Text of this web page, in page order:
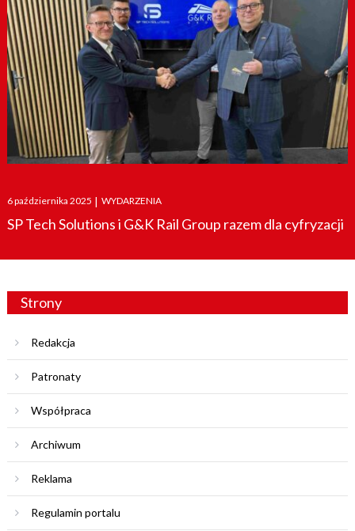
Posted
on
6 października 2025 | WYDARZENIA
SP Tech Solutions i G&K Rail Group razem dla cyfryzacji
Strony
Redakcja
Patronaty
Współpraca
Archiwum
Reklama
Regulamin portalu